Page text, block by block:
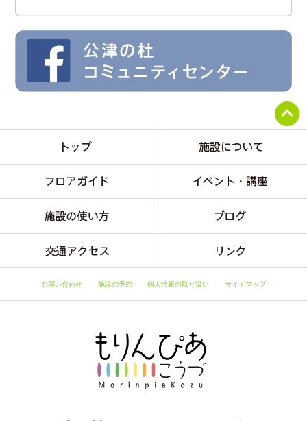
お問い合わせ 施設の予約 個人情報の取り扱い サイトマップ